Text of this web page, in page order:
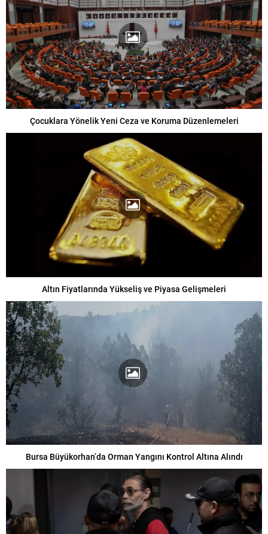
Çocuklara Yönelik Yeni Ceza ve Koruma Düzenlemeleri
Altın Fiyatlarında Yükseliş ve Piyasa Gelişmeleri
Bursa Büyükorhan’da Orman Yangını Kontrol Altına Alındı